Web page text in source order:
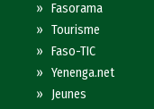
»Fasorama
»Tourisme
»Faso-TIC
»Yenenga.net
» Jeunes